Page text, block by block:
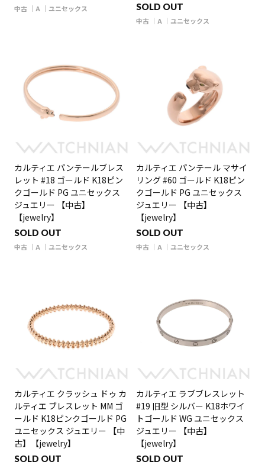
中古 A ユニセックス SOLD OUT
中古 A ユニセックス
カルティエ パンテールブレス
レット #18 ゴールド K18ピン
クゴールド PG ユニセックス
ジュエリー 【中古】
【jewelry】
SOLD OUT
中古 A ユニセックス
カルティエ パンテール マサイ
リング #60 ゴールド K18ピン
クゴールド PG ユニセックス
ジュエリー 【中古】
【jewelry】
SOLD OUT
中古 A ユニセックス
カルティエ クラッシュ ドゥ カ
ルティエ ブレスレット MM ゴ
ールド K18ピンクゴールド PG
ユニセックス ジュエリー 【中
古】【jewelry】
SOLD OUT
カルティエ ラブブレスレット
#19 旧型 シルバー K18ホワイ
トゴールド WG ユニセックス
ジュエリー 【中古】
【jewelry】
SOLD OUT